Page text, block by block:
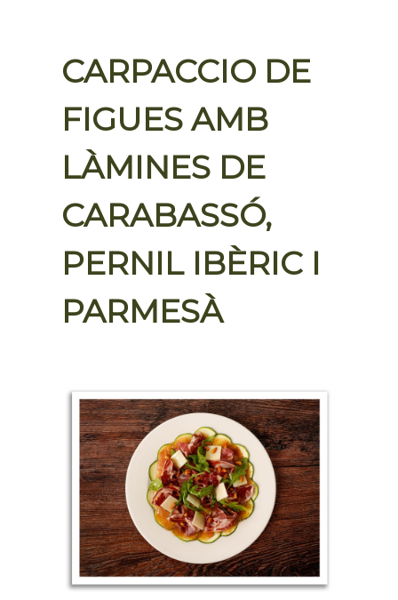
CARPACCIO DE
FIGUES AMB
LÀMINES DE
CARABASSÓ,
PERNIL IBÈRIC I
PARMESÀ